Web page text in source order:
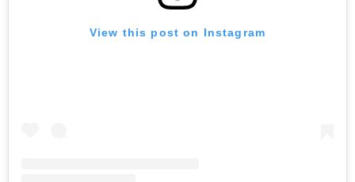
View this post on Instagram